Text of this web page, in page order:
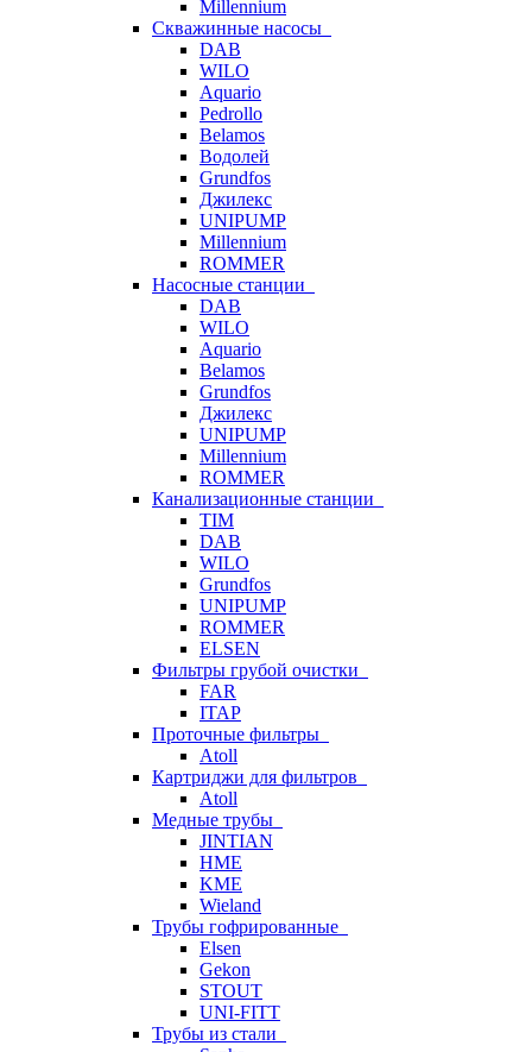
Millennium
Скважинные насосы
DAB
WILO
Aquario
Pedrollo
Belamos
Водолей
Grundfos
Джилекс
UNIPUMP
Millennium
ROMMER
Насосные станции
DAB
WILO
Aquario
Belamos
Grundfos
Джилекс
UNIPUMP
Millennium
ROMMER
Канализационные станции
TIM
DAB
WILO
Grundfos
UNIPUMP
ROMMER
ELSEN
Фильтры грубой очистки
FAR
ITAP
Проточные фильтры
Atoll
Картриджи для фильтров
Atoll
Медные трубы
JINTIAN
HME
KME
Wieland
Трубы гофрированные
Elsen
Gekon
STOUT
UNI-FITT
Трубы из стали